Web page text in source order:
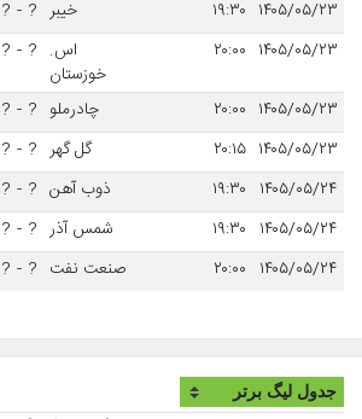
۱۴۰۵/۰۵/۲۳ ۱۹:۳۰ خیبر ?
-
?
۱۴۰۵/۰۵/۲۳ ۲۰:۰۰
اس.
خوزستان
?
-
?
۱۴۰۵/۰۵/۲۳ ۲۰:۰۰ چادرملو ?
-
?
۱۴۰۵/۰۵/۲۳ ۲۰:۱۵ گل گهر ?
-
?
۱۴۰۵/۰۵/۲۴ ۱۹:۳۰ ذوب آهن ?
-
?
۱۴۰۵/۰۵/۲۴ ۱۹:۳۰ شمس آذر ?
-
?
۱۴۰۵/۰۵/۲۴ ۲۰:۰۰ صنعت نفت ?
-
?